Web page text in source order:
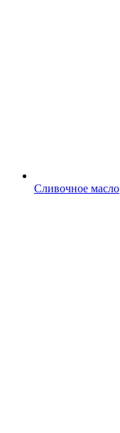
Сливочное масло